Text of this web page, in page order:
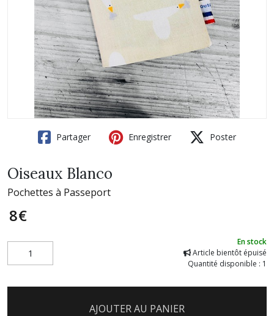
Partager Enregistrer Poster
Oiseaux Blanco
Pochettes à Passeport
8€
En stock
Article bientôt épuisé
Quantité disponible : 1
AJOUTER AU PANIER